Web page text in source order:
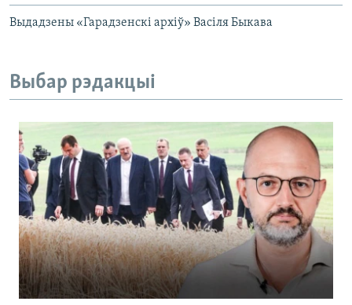
Выдадзены «Гарадзенскі архіў» Васіля Быкава
Выбар рэдакцыі